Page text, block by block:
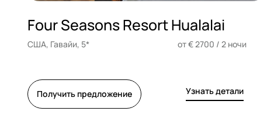
Four Seasons Resort Hualalai
США, Гавайи, 5* от € 2700 / 2 ночи
Получить предложение Узнать детали